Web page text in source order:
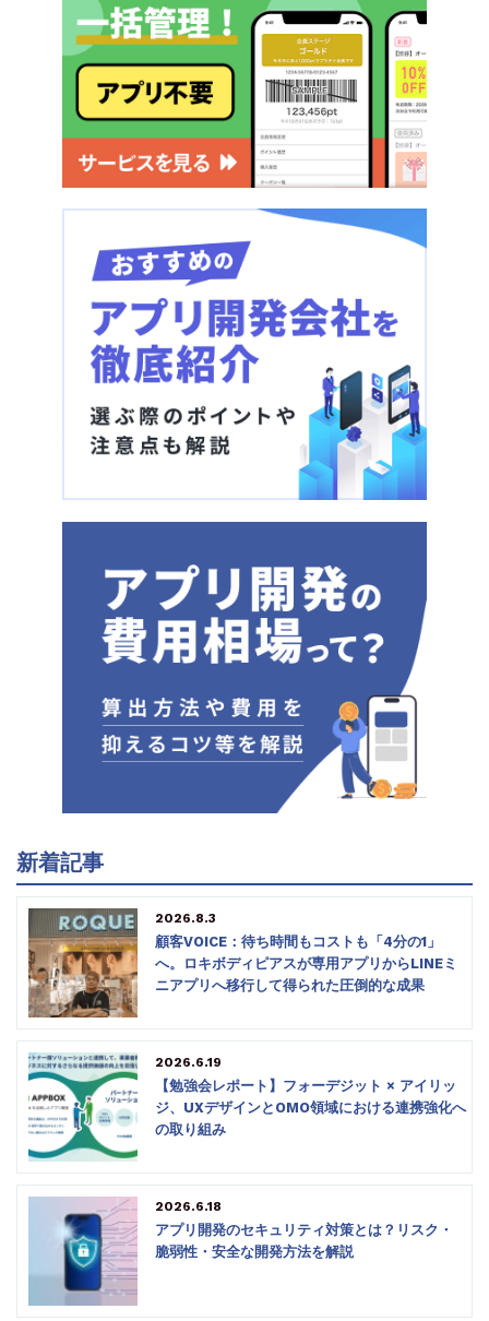
新着記事
2026.8.3
顧客VOICE：待ち時間もコストも「4分の1」
へ。ロキボディピアスが専用アプリからLINEミ
ニアプリへ移行して得られた圧倒的な成果
2026.6.19
【勉強会レポート】フォーデジット × アイリッ
ジ、UXデザインとOMO領域における連携強化へ
の取り組み
2026.6.18
アプリ開発のセキュリティ対策とは？リスク・
脆弱性・安全な開発方法を解説